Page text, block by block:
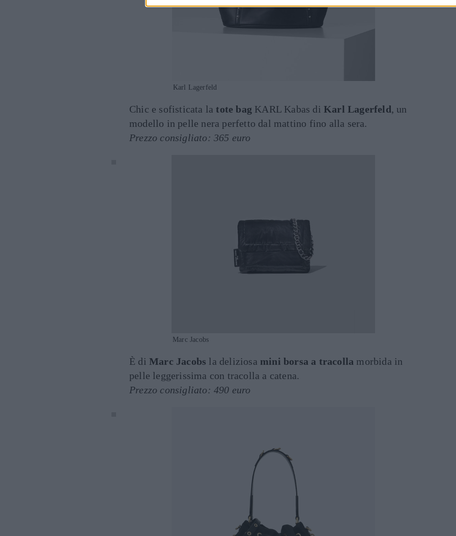
Karl Lagerfeld
Chic e sofisticata la tote bag KARL Kabas diKarl Lagerfeld, un
modello in pelle nera perfetto dal mattino fino alla sera.
Prezzo consigliato: 365 euro
Marc Jacobs
È di Marc Jacobs la deliziosa mini borsa a tracolla morbida in
pelle leggerissima con tracolla a catena.
Prezzo consigliato: 490 euro